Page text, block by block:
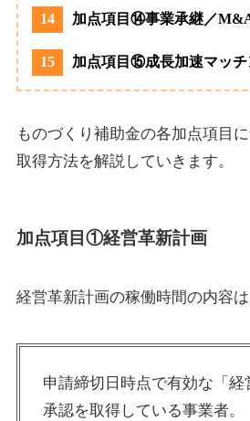
14 加点項目⑭事業承継／
15 加点項目⑮成長加速マッチ
ものづくり補助金の各加点項目
取得方法を解説していきます。
加点項目①経営革新計画
経営革新計画の稼働時間の内容は
申請締切日時点で有効な「
承認を取得している事業者。